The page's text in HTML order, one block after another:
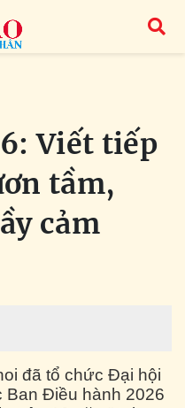
Viết tiếp
tầm,
cảm
đã tổ chức Đại hội
Ban Điều hành 2026